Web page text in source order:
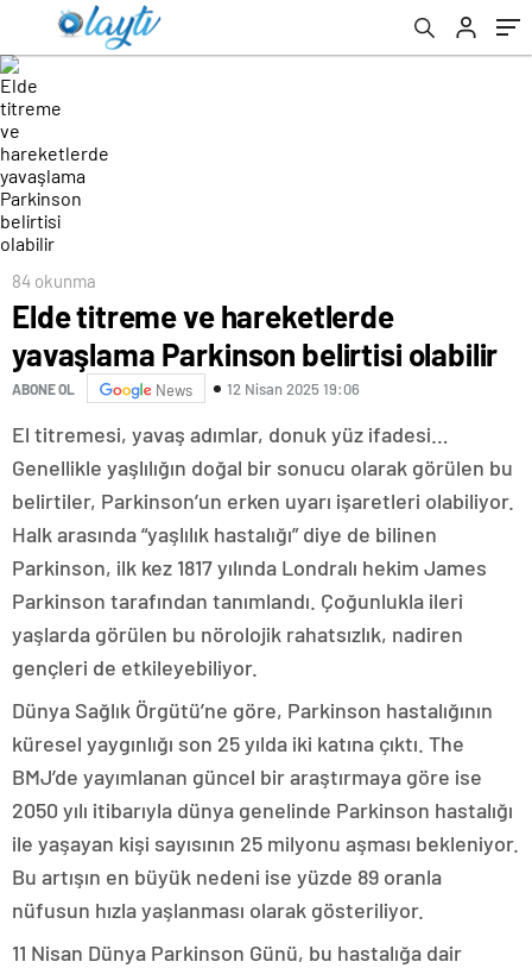
84 okunma
Elde titreme ve hareketlerde
yavaşlama Parkinson belirtisi olabilir
ABONE OL News 12 Nisan 2025 19:06
El titremesi, yavaş adımlar, donuk yüz ifadesi…
Genellikle yaşlılığın doğal bir sonucu olarak görülen bu
belirtiler, Parkinson’un erken uyarı işaretleri olabiliyor.
Halk arasında “yaşlılık hastalığı” diye de bilinen
Parkinson, ilk kez 1817 yılında Londralı hekim James
Parkinson tarafından tanımlandı. Çoğunlukla ileri
yaşlarda görülen bu nörolojik rahatsızlık, nadiren
gençleri de etkileyebiliyor.
Dünya Sağlık Örgütü’ne göre, Parkinson hastalığının
küresel yaygınlığı son 25 yılda iki katına çıktı. The
BMJ’de yayımlanan güncel bir araştırmaya göre ise
2050 yılı itibarıyla dünya genelinde Parkinson hastalığı
ile yaşayan kişi sayısının 25 milyonu aşması bekleniyor.
Bu artışın en büyük nedeni ise yüzde 89 oranla
nüfusun hızla yaşlanması olarak gösteriliyor.
11 Nisan Dünya Parkinson Günü, bu hastalığa dair